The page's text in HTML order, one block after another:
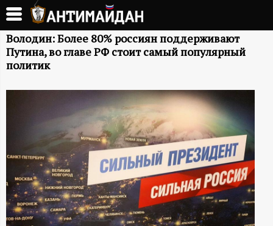
Перейти
основному
содержанию
А
Н
Т
М
А
Й
Володин: Более 80% россиян поддерживают
Путина, во главе РФ стоит самый популярный
политик